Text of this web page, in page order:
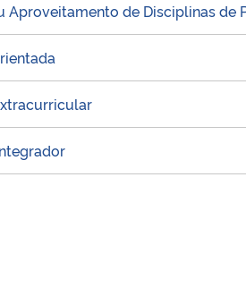
Aproveitamento de Disciplinas de